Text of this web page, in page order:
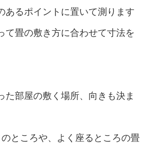
あるポイントに置いて測ります
て畳の敷き方に合わせて寸法を
た部屋の敷く場所、向きも決ま
ところや、よく座るところの畳